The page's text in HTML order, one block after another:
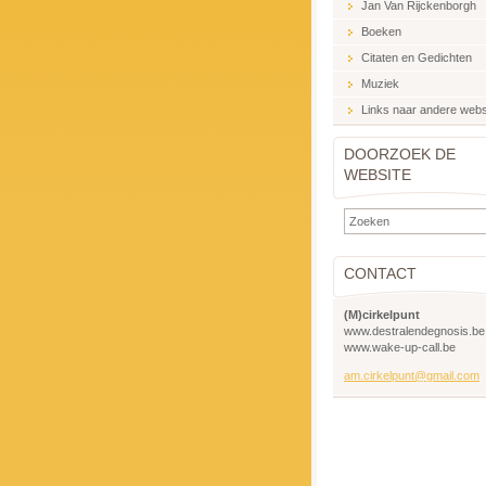
Jan Van Rijckenborgh
Boeken
Citaten en Gedichten
Muziek
Links naar andere
DOORZOEK DE
WEBSITE
CONTACT
(M)cirkelpunt
www.destralendegnosis.be
www.wake-up-call.be
am.cirkelpunt@gmail.com